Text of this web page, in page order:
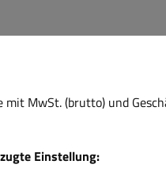
MwSt. (brutto) und
Einstellung: